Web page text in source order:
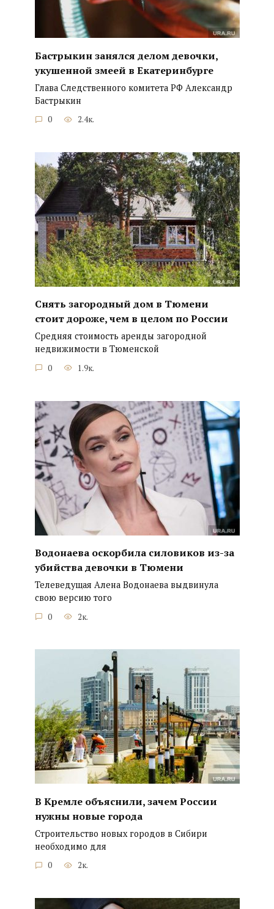
Бастрыкин занялся делом девочки,
укушенной змеей в Екатеринбурге
Глава Следственного комитета РФ Александр
Бастрыкин
0 2.4к.
Снять загородный дом в Тюмени
стоит дороже, чем в целом по России
Средняя стоимость аренды загородной
недвижимости в Тюменской
0 1.9к.
Водонаева оскорбила силовиков из-за
убийства девочки в Тюмени
Телеведущая Алена Водонаева выдвинула
свою версию того
0 2к.
В Кремле объяснили, зачем России
нужны новые города
Строительство новых городов в Сибири
необходимо для
0 2к.